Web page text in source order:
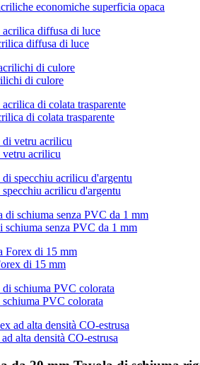
economiche superficia opaca
diffusa di luce
di culore
di colata trasparente
acrilicu
acrilicu d'argentu
schiuma senza PVC da 1 mm
di 15 mm
PVC colorata
alta densità CO-estrusa